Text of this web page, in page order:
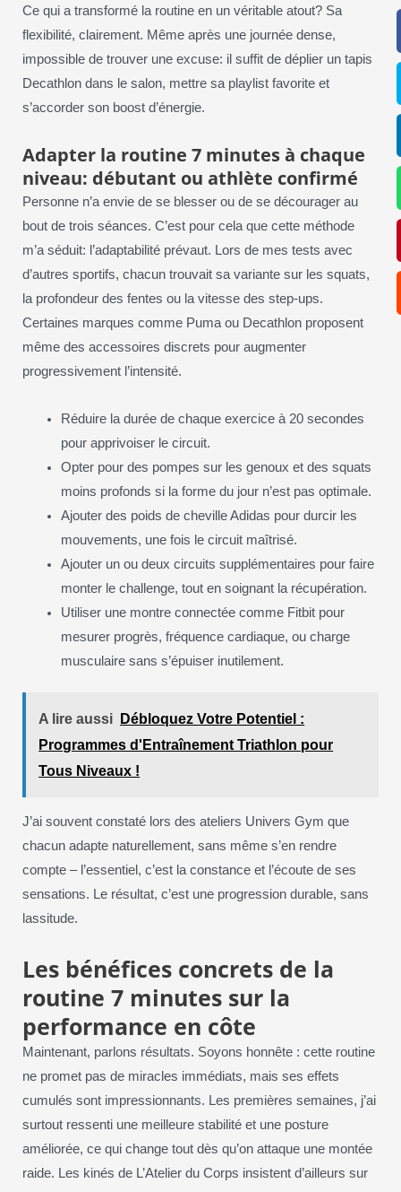
Ce qui a transformé la routine en un véritable atout? Sa
flexibilité, clairement. Même après une journée dense,
impossible de trouver une excuse: il suffit de déplier un tapis
Decathlon dans le salon, mettre sa playlist favorite et
s’accorder son boost d’énergie.
Adapter la routine 7 minutes à chaque
niveau: débutant ou athlète confirmé
Personne n’a envie de se blesser ou de se décourager au
bout de trois séances. C’est pour cela que cette méthode
m’a séduit: l’adaptabilité prévaut. Lors de mes tests avec
d’autres sportifs, chacun trouvait sa variante sur les squats,
la profondeur des fentes ou la vitesse des step-ups.
Certaines marques comme Puma ou Decathlon proposent
même des accessoires discrets pour augmenter
progressivement l’intensité.
Réduire la durée de chaque exercice à 20 secondes
pour apprivoiser le circuit.
Opter pour des pompes sur les genoux et des squats
moins profonds si la forme du jour n’est pas optimale.
Ajouter des poids de cheville Adidas pour durcir les
mouvements, une fois le circuit maîtrisé.
Ajouter un ou deux circuits supplémentaires pour faire
monter le challenge, tout en soignant la récupération.
Utiliser une montre connectée comme Fitbit pour
mesurer progrès, fréquence cardiaque, ou charge
musculaire sans s’épuiser inutilement.
A lire aussi
Débloquez Votre Potentiel :
Programmes d'Entraînement Triathlon pour
Tous Niveaux !
J’ai souvent constaté lors des ateliers Univers Gym que
chacun adapte naturellement, sans même s’en rendre
compte – l’essentiel, c’est la constance et l’écoute de ses
sensations. Le résultat, c’est une progression durable, sans
lassitude.
Les bénéfices concrets de la
routine 7 minutes sur la
performance en côte
Maintenant, parlons résultats. Soyons honnête : cette routine
ne promet pas de miracles immédiats, mais ses effets
cumulés sont impressionnants. Les premières semaines, j’ai
surtout ressenti une meilleure stabilité et une posture
améliorée, ce qui change tout dès qu’on attaque une montée
raide. Les kinés de L’Atelier du Corps insistent d’ailleurs sur